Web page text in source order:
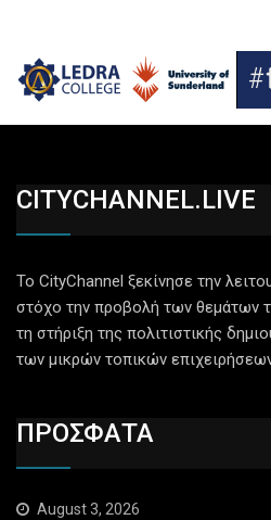
CITYCHANNEL.LIVE
Το CityChannel ξεκίνησε την
στόχο την προβολή των θεμάτων
τη στήριξη της πολιτιστικής
των μικρών τοπικών
ΠΡΟΣΦΑΤΑ
August 3, 2026